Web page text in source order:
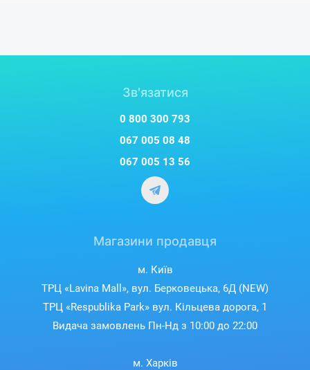
Зв'язатися
0 800 300 793
067 005 08 48
067 005 13 56
Магазини продавця
м. Київ
ТРЦ «Lavina Mall», вул. Берковецька, 6Д (NEW)
ТРЦ «Respublika Park» вул. Кільцева дорога, 1
Видача замовлень Пн-Нд з 10:00 до 22:00
м. Харків